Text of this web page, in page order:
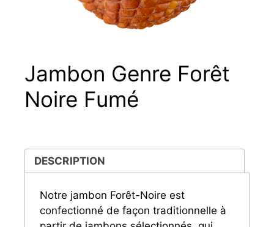
Jambon Genre Forêt
Noire Fumé
DESCRIPTION
Notre jambon Forêt-Noire est
confectionné de façon traditionnelle à